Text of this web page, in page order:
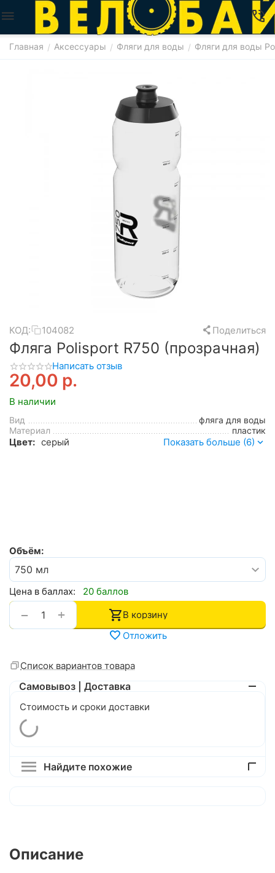
Главная / Аксессуары / Фляги для воды / Фляги для воды
КОД: 104082 Поделиться
Фляга Polisport R750 (прозрачная)
Написать отзыв
20,00 р.
В наличии
Вид
фляга для воды
Материал
пластик
Цвет: серый Показать больше (6)
Объём:
Цена в баллах: 20 баллов
+
−
В корзину
Отложить
Список вариантов товара
Самовывоз | Доставка
Стоимость и сроки доставки
Найдите похожие
Описание